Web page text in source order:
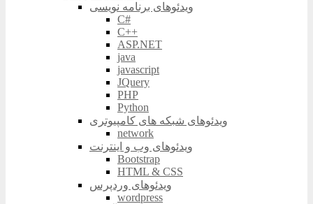
ویدئوهای برنامه نویسی
C#
C++
ASP.NET
java
javascript
JQuery
PHP
Python
ویدئوهای شبکه های کامپیوتری
network
ویدئوهای وب و اینترنت
Bootstrap
HTML & CSS
ویدئوهای وردپرس
wordpress